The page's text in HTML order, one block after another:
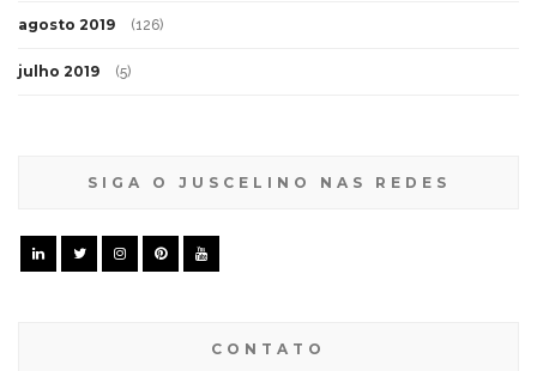
agosto 2019 (126)
julho 2019 (5)
SIGA O JUSCELINO NAS REDES
CONTATO